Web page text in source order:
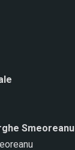
Smeoreanu